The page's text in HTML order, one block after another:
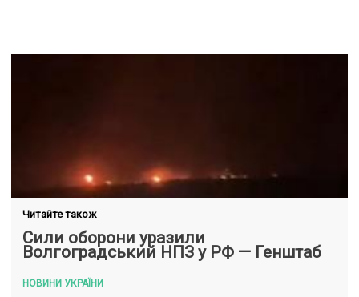
Читайте також
Сили оборони уразили
Волгоградський НПЗ у РФ — Генштаб
НОВИНИ УКРАЇНИ